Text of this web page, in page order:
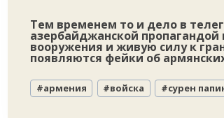
Тем временем то и дело в
азербайджанской
вооружения и живую силу к
появляются фейки об
Метки
записи:
#армения #войска #сурен